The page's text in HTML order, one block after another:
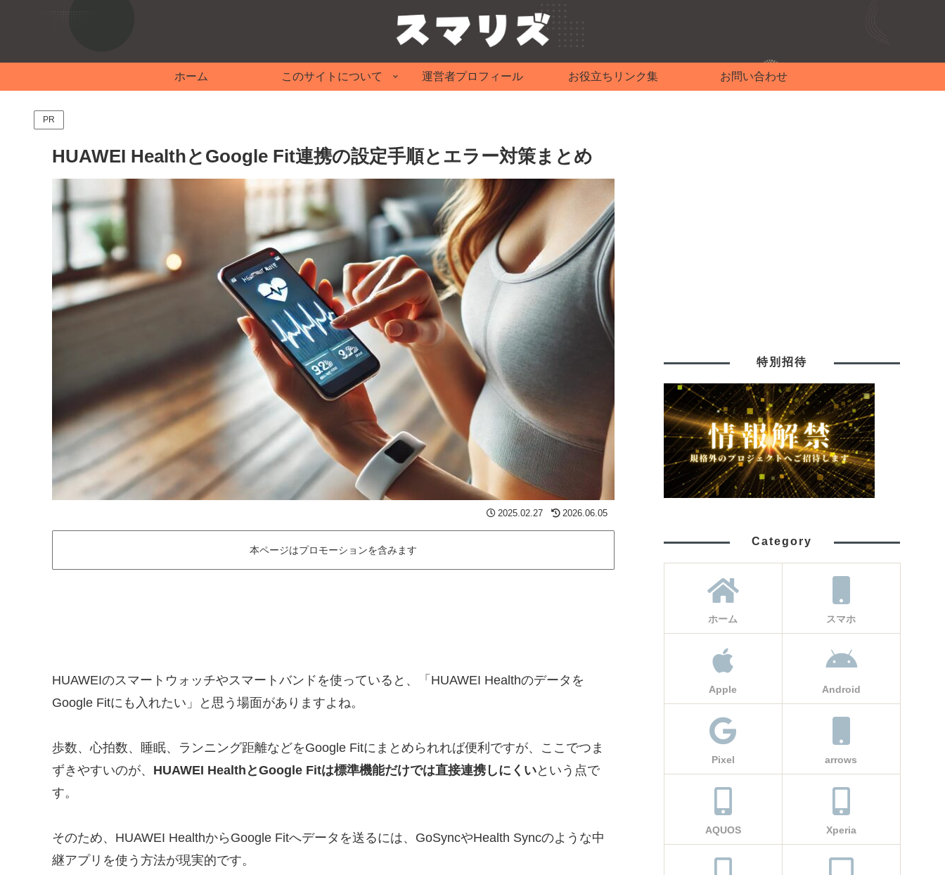
ホーム このサイトについて 運営者プロフィール お役立ちリンク集 お問い合わせ
PR
HUAWEI HealthとGoogle Fit連携の設定手順とエラー対策まとめ
2025.02.27 2026.06.05
本ページはプロモーションを含みます
HUAWEIのスマートウォッチやスマートバンドを使っていると、「HUAWEI Healthのデータを
Google Fitにも入れたい」と思う場面がありますよね。
歩数、心拍数、睡眠、ランニング距離などをGoogle Fitにまとめられれば便利ですが、ここでつま
ずきやすいのが、 HUAWEI HealthとGoogle Fitは標準機能だけでは直接連携しにくいという点で
す。
そのため、HUAWEI HealthからGoogle Fitへデータを送るには、GoSyncやHealth Syncのような中
継アプリを使う方法が現実的です。
特別招待
Category
ホーム スマホ
Apple Android
Pixel arrows
AQUOS Xperia